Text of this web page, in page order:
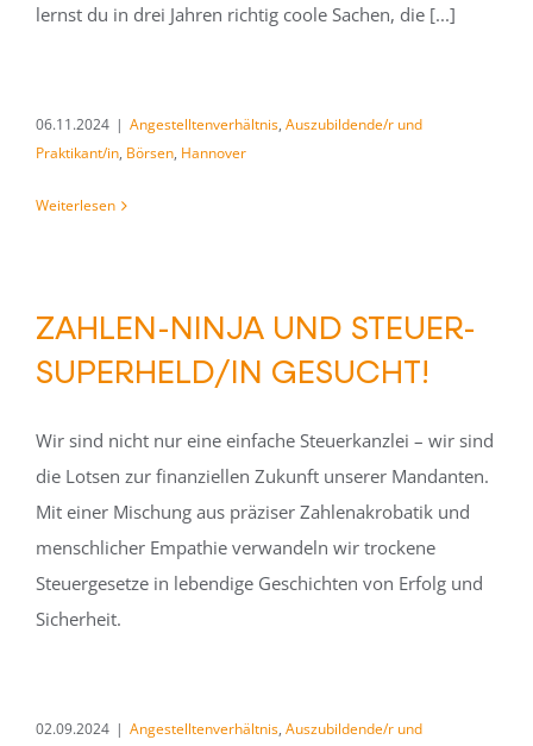
lernst du in drei Jahren richtig coole Sachen, die [...]
06.11.2024 | Angestelltenverhältnis, Auszubildende/r und
Praktikant/in, Börsen, Hannover
Weiterlesen
ZAHLEN-NINJA UND STEUER-
SUPERHELD/IN GESUCHT!
Wir sind nicht nur eine einfache Steuerkanzlei – wir sind
die Lotsen zur finanziellen Zukunft unserer Mandanten.
Mit einer Mischung aus präziser Zahlenakrobatik und
menschlicher Empathie verwandeln wir trockene
Steuergesetze in lebendige Geschichten von Erfolg und
Sicherheit.
02.09.2024 | Angestelltenverhältnis, Auszubildende/r und